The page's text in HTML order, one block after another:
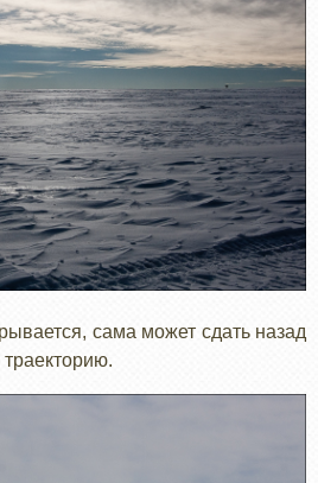
сама может сдать назад